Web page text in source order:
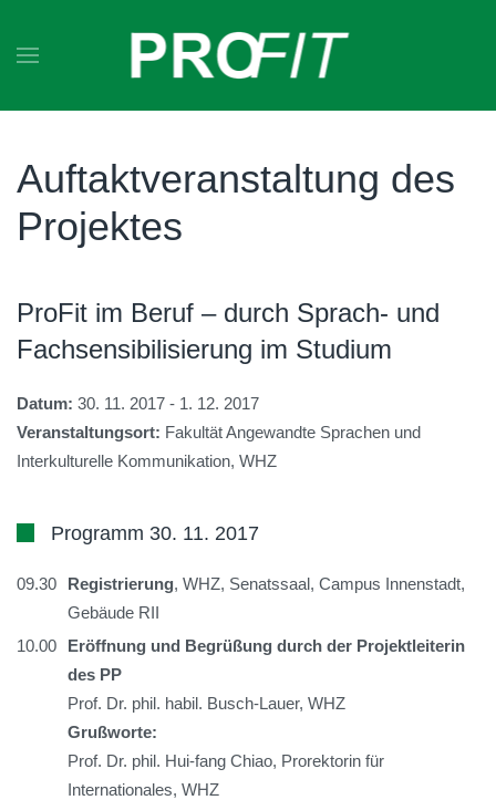
Zum Hauptinhalt springen
Auftaktveranstaltung des
Projektes
ProFit im Beruf – durch Sprach- und
Fachsensibilisierung im Studium
Datum: 30. 11. 2017 - 1. 12. 2017
Veranstaltungsort: Fakultät Angewandte Sprachen und
Interkulturelle Kommunikation, WHZ
Programm 30. 11. 2017
09.30 Registrierung, WHZ, Senatssaal, Campus Innenstadt,
Gebäude RII
10.00
Eröffnung und Begrüßung durch der Projektleiterin
des PP
Prof. Dr. phil. habil. Busch-Lauer, WHZ
Grußworte:
Prof. Dr. phil. Hui-fang Chiao, Prorektorin für
Internationales, WHZ